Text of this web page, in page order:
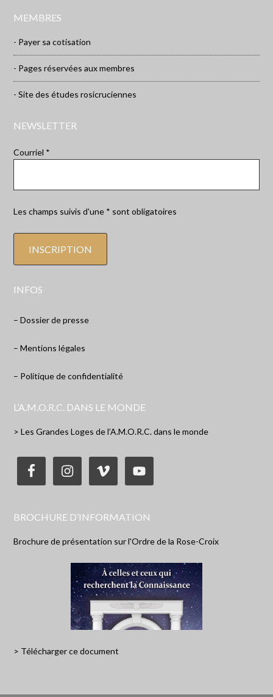
MEMBRES
- Payer sa cotisation
- Pages réservées aux membres
- Site des études rosicruciennes
NEWSLETTER
Courriel *
Les champs suivis d'une * sont obligatoires
INFOS
– Dossier de presse
– Mentions légales
– Politique de confidentialité
L’A.M.O.R.C. DANS LE MONDE
> Les Grandes Loges de l’A.M.O.R.C. dans le monde
BROCHURE D’INFORMATION
Brochure de présentation sur l'Ordre de la Rose-Croix
> Télécharger ce document